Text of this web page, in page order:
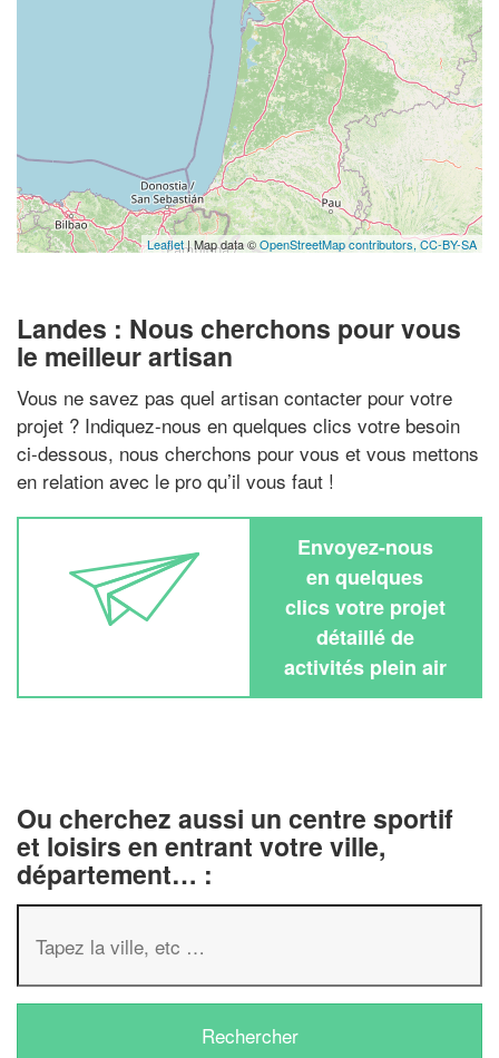
Leaflet| Map data ©OpenStreetMap contributors,CC-BY-SA
Landes : Nous cherchons pour vous
le meilleur artisan
Vous ne savez pas quel artisan contacter pour votre
projet ? Indiquez-nous en quelques clics votre besoin
ci-dessous, nous cherchons pour vous et vous mettons
en relation avec le pro qu’il vous faut !
Envoyez-nous
en quelques
clics votre projet
détaillé de
activités plein air
Ou cherchez aussi un centre sportif
et loisirs en entrant votre ville,
département… :